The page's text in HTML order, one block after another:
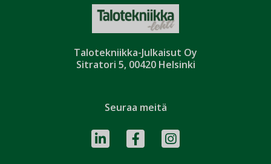
Talotekniikka-Julkaisut Oy
Sitratori 5, 00420 Helsinki
Seuraa meitä